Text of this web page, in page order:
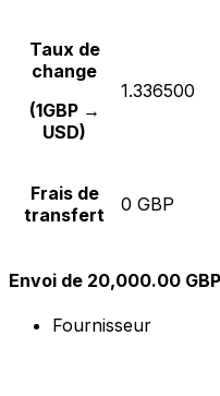
Taux de
change
(1GBP →
USD)
1.336500
Frais de
transfert
0 GBP
Envoi de 20,000.00 GBP
Fournisseur